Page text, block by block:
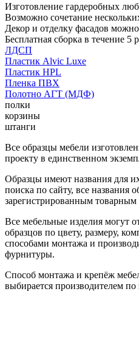
Изготовление гардеробных
Возможно сочетание
Декор и отделку фасадов
Бесплатная сборка в течение 5
ЛДСП
Пластик Alvic Luxe
Пластик HPL
Пленка ПВХ
Полотно АГТ (МДФ)
полки
корзины
штанги
Все образцы мебели
проекту в единственном
Образцы имеют названия для
поиска по сайту, все названия
зарегистрированным товарным
Все мебельные изделия могут
образцов по цвету, размеру,
способами монтажа и
фурнитуры.
Способ монтажа и крепёж
выбирается производителем